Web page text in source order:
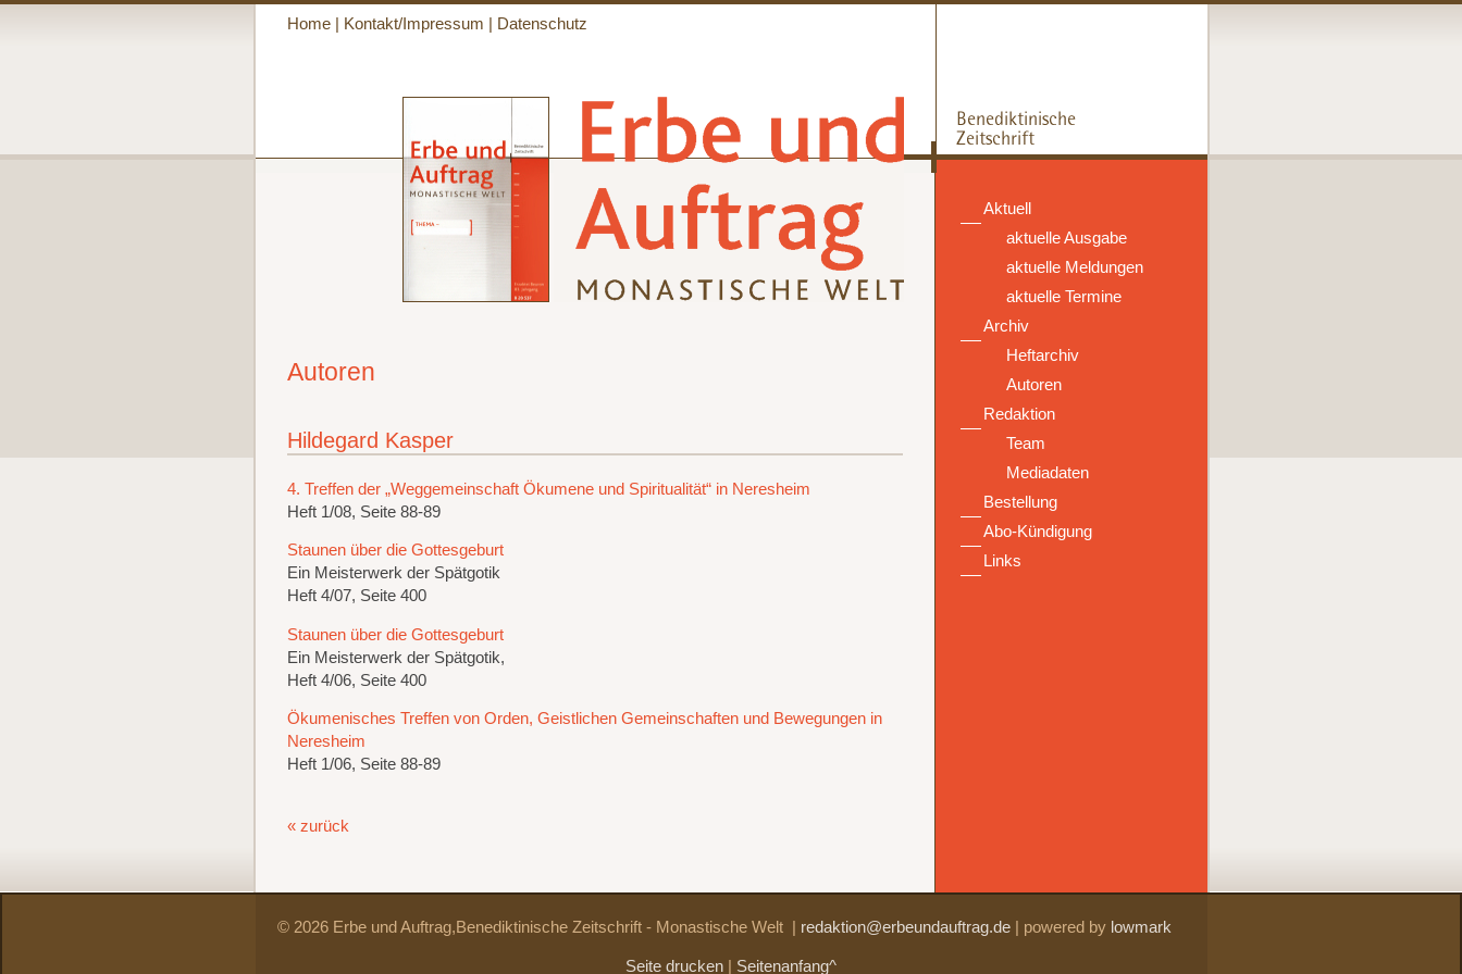
Home| Kontakt/Impressum Datenschutz
Aktuell
aktuelle Ausgabe
aktuelle Meldungen
aktuelle Termine
Archiv
Heftarchiv
Autoren
Redaktion
Team
Mediadaten
Bestellung
Abo-Kündigung
Links
Autoren
Hildegard Kasper
4. Treffen der „Weggemeinschaft Ökumene und Spiritualität“ in Neresheim
Heft 1/08, Seite 88-89
Staunen über die Gottesgeburt
Ein Meisterwerk der Spätgotik
Heft 4/07, Seite 400
Staunen über die Gottesgeburt
Ein Meisterwerk der Spätgotik,
Heft 4/06, Seite 400
Ökumenisches Treffen von Orden, Geistlichen Gemeinschaften und Bewegungen in
Neresheim
Heft 1/06, Seite 88-89
« zurück
© 2026 Erbe und Auftrag,Benediktinische Zeitschrift - Monastische Welt redaktion@erbeundauftrag.de| powered by lowmark
Seite drucken Seitenanfang^